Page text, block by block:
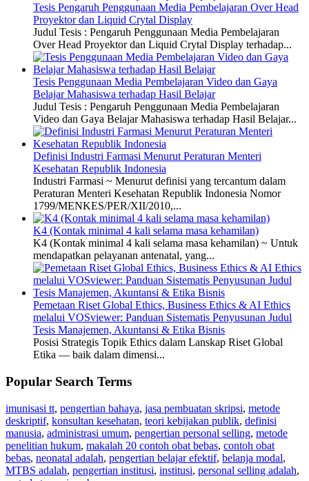
Tesis Pengaruh Penggunaan Media Pembelajaran Over Head
Proyektor dan Liquid Crytal Display
Judul Tesis : Pengaruh Penggunaan Media Pembelajaran
Over Head Proyektor dan Liquid Crytal Display terhadap...
Tesis Penggunaan Media Pembelajaran Video dan Gaya
Belajar Mahasiswa terhadap Hasil Belajar
Judul Tesis : Pengaruh Penggunaan Media Pembelajaran
Video dan Gaya Belajar Mahasiswa terhadap Hasil Belajar...
Definisi Industri Farmasi Menurut Peraturan Menteri
Kesehatan Republik Indonesia
Industri Farmasi ~ Menurut definisi yang tercantum dalam
Peraturan Menteri Kesehatan Republik Indonesia Nomor
1799/MENKES/PER/XII/2010,...
K4 (Kontak minimal 4 kali selama masa kehamilan)
K4 (Kontak minimal 4 kali selama masa kehamilan) ~ Untuk
mendapatkan pelayanan antenatal, yang...
Pemetaan Riset Global Ethics, Business Ethics & AI Ethics
melalui VOSviewer: Panduan Sistematis Penyusunan Judul
Tesis Manajemen, Akuntansi & Etika Bisnis
Posisi Strategis Topik Ethics dalam Lanskap Riset Global
Etika — baik dalam dimensi...
Popular Search Terms
imunisasi tt, pengertian bahaya, jasa pembuatan skripsi, metode
deskriptif, konsultan kesehatan, teori kebijakan publik, definisi
manusia, administrasi umum, pengertian personal selling, metode
penelitian hukum, makalah 20 contoh obat bebas, contoh obat
bebas, neonatal adalah, pengertian belajar efektif, belanja modal,
MTBS adalah, pengertian institusi, institusi, personal selling adalah,